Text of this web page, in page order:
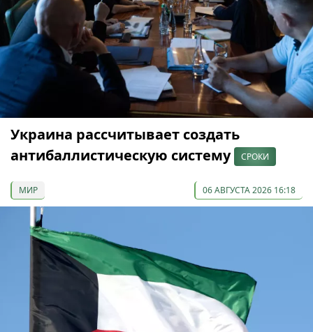
Украина рассчитывает создать
антибаллистическую систему
СРОКИ
МИР 06 АВГУСТА 2026 16:18